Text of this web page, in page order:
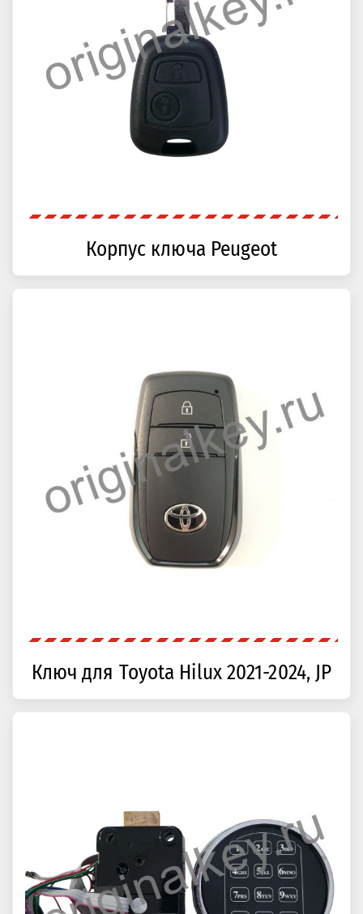
Корпус ключа Peugeot
Ключ для Toyota Hilux 2021-2024, JP